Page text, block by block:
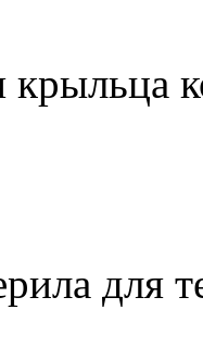
крыльца
для